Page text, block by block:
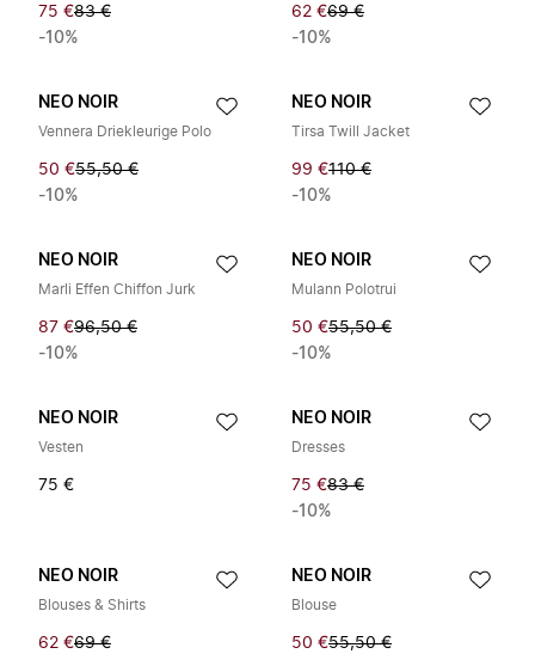
75 €83 €
-10%
62 €69 €
-10%
NEO NOIR
Vennera Driekleurige Polo
50 €55,50 €
-10%
NEO NOIR
Tirsa Twill Jacket
99 €110 €
-10%
NEO NOIR
Marli Effen Chiffon Jurk
87 €96,50 €
-10%
NEO NOIR
Mulann Polotrui
50 €55,50 €
-10%
NEO NOIR
Vesten
75 €
NEO NOIR
Dresses
75 €83 €
-10%
NEO NOIR
Blouses & Shirts
62 €69 €
NEO NOIR
Blouse
50 €55,50 €